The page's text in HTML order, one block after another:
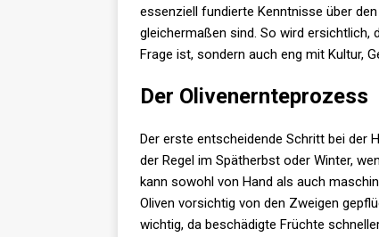
essenziell fundierte Kenntnisse über
gleichermaßen sind. So wird ersichtlich,
Frage ist, sondern auch eng mit Kultur,
Der Olivenernteprozess
Der erste entscheidende Schritt bei der
der Regel im Spätherbst oder Winter,
kann sowohl von Hand als auch
Oliven vorsichtig von den Zweigen
wichtig, da beschädigte Früchte